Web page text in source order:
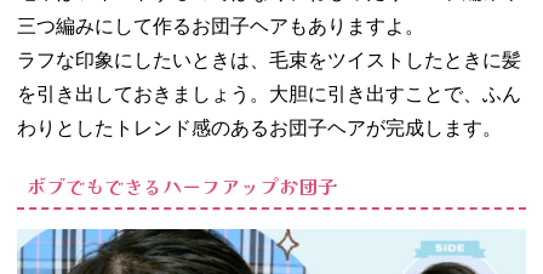
三つ編みにして作るお団子ヘアもありますよ。
ラフな印象にしたいときは、毛束をツイストしたときに髪
を引き出しておきましょう。大胆に引き出すことで、ふん
わりとしたトレンド感のあるお団子ヘアが完成します。
ボブでもできるハーフアップお団子